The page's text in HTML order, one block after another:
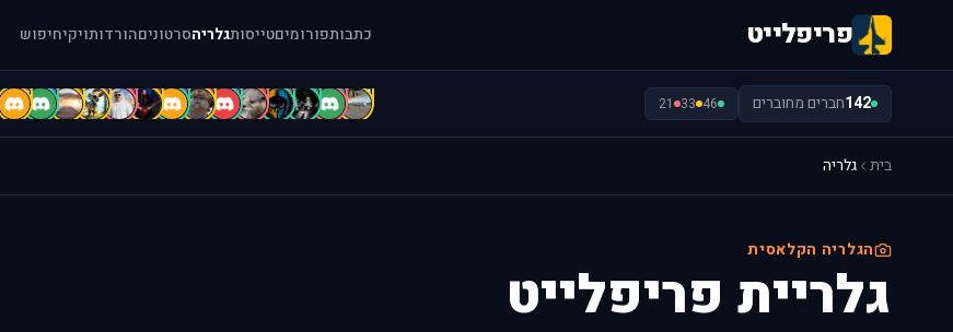
פריפלייט כתבותפורומיםטייסותגלריהסרטוניםהורדותויקיחיפוש
142חברים מחוברים 46
33
21
[
a
A
A
A
b
B
B
b
c
C
D
D
E
בית גלריה
הגלריה הקלאסית
גלריית פריפלייט